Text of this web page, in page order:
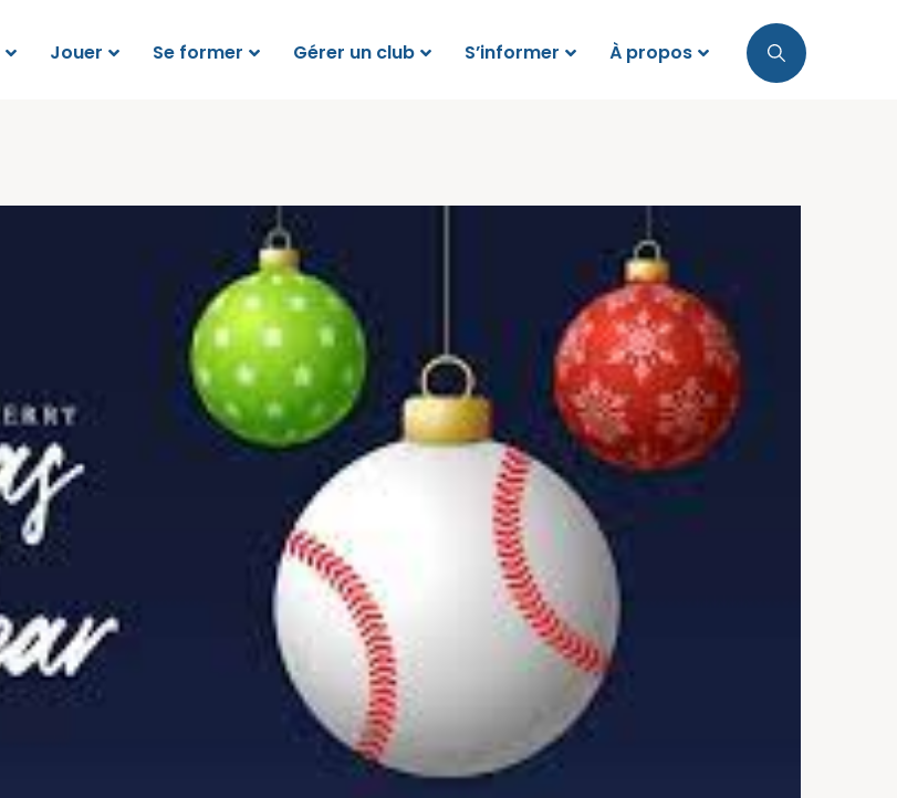
Jouer Se former Gérer un club S’informer À propos